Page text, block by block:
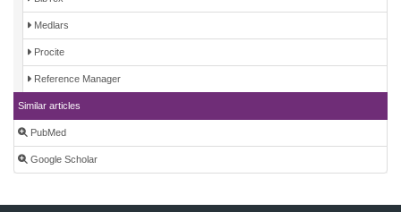
Medlars
Procite
Reference Manager
Similar articles
PubMed
Google Scholar